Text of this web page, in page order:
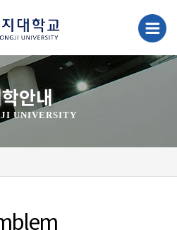
안내
UNIVERSITY